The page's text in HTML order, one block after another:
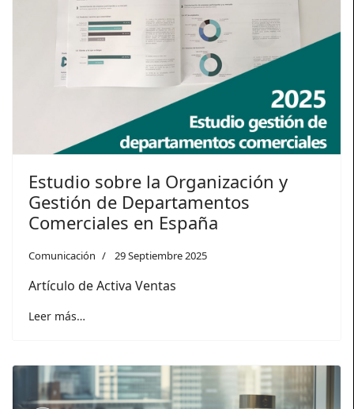
Estudio sobre la Organización y
Gestión de Departamentos
Comerciales en España
Comunicación 29 Septiembre 2025
Artículo de Activa Ventas
Leer más…